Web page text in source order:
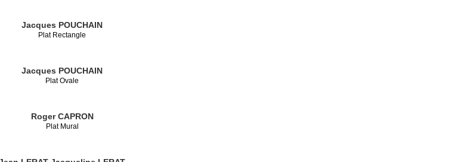
Jacques POUCHAIN
Plat Rectangle
Jacques POUCHAIN
Plat Ovale
Roger CAPRON
Plat Mural